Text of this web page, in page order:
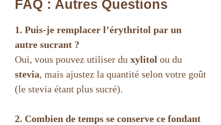
FAQ : Autres Questions
1. Puis-je remplacer l’érythritol par un
autre sucrant ?
Oui, vous pouvez utiliser du xylitol ou du
stevia, mais ajustez la quantité selon votre goût
(le stevia étant plus sucré).
2. Combien de temps se conserve ce fondant